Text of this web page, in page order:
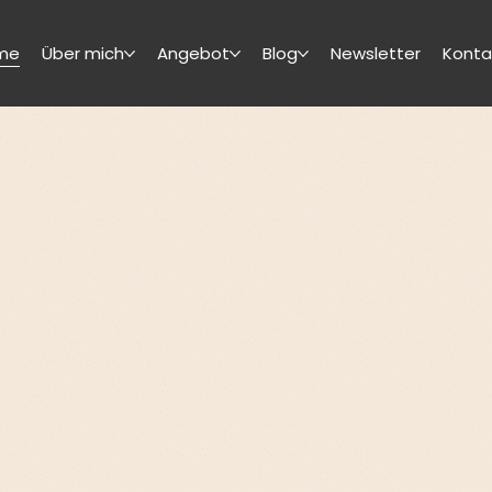
Über mich Angebot Blog Newsletter